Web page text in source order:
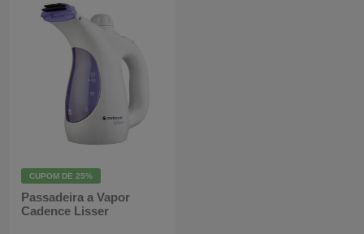
CUPOM DE 25%
Passadeira a Vapor
Cadence Lisser